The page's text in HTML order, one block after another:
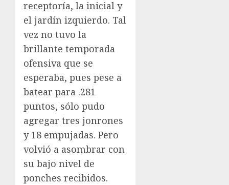
receptoría, la inicial y
el jardín izquierdo. Tal
vez no tuvo la
brillante temporada
ofensiva que se
esperaba, pues pese a
batear para .281
puntos, sólo pudo
agregar tres jonrones
y 18 empujadas. Pero
volvió a asombrar con
su bajo nivel de
ponches recibidos.